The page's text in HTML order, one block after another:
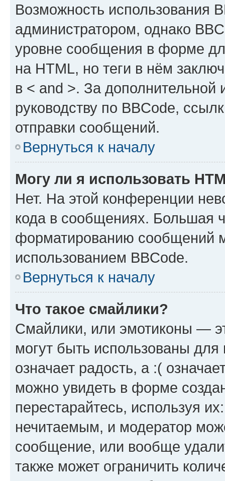
Возможность использования
администратором, однако
уровне сообщения в форме
на HTML, но теги в нём
в < and >. За
руководству по BBCode,
отправки сообщений.
Вернуться к началу
Могу ли я использовать
Нет. На этой конференции
кода в сообщениях. Большая
форматированию сообщений
использованием BBCode.
Вернуться к началу
Что такое смайлики?
Смайлики, или эмотиконы —
могут быть использованы
означает радость, а :(
можно увидеть в форме
перестарайтесь, используя
нечитаемым, и модератор
сообщение, или вообще
также может ограничить